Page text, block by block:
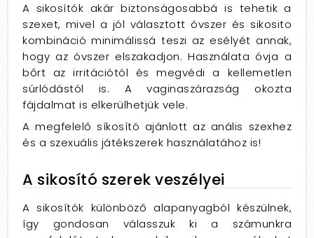
A sikosítók akár biztonságosabbá is tehetik a
szexet, mivel a jól választott óvszer és sikosito
kombináció minimálissá teszi az esélyét annak,
hogy az óvszer elszakadjon. Használata óvja a
bőrt az irritációtól és megvédi a kellemetlen
súrlódástól is. A vaginaszárazság okozta
fájdalmat is elkerülhetjük vele.
A megfelelő síkosító ajánlott az anális szexhez
és a szexuális játékszerek használatához is!
A sikosító szerek veszélyei
A sikosítók különböző alapanyagból készülnek,
így gondosan válasszuk ki a számunkra